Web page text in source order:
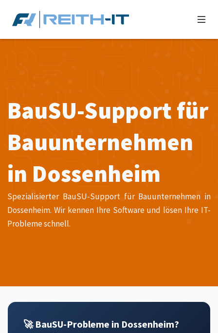
BauSU-Support für
Bauunternehmen
in Dossenheim
Spezialisierter BauSU-Support für Bauunternehmen in
Dossenheim. Wir kennen Ihre Software und lösen Ihre IT-
Probleme schnell.
🚀 BauSU-Probleme in Dossenheim?